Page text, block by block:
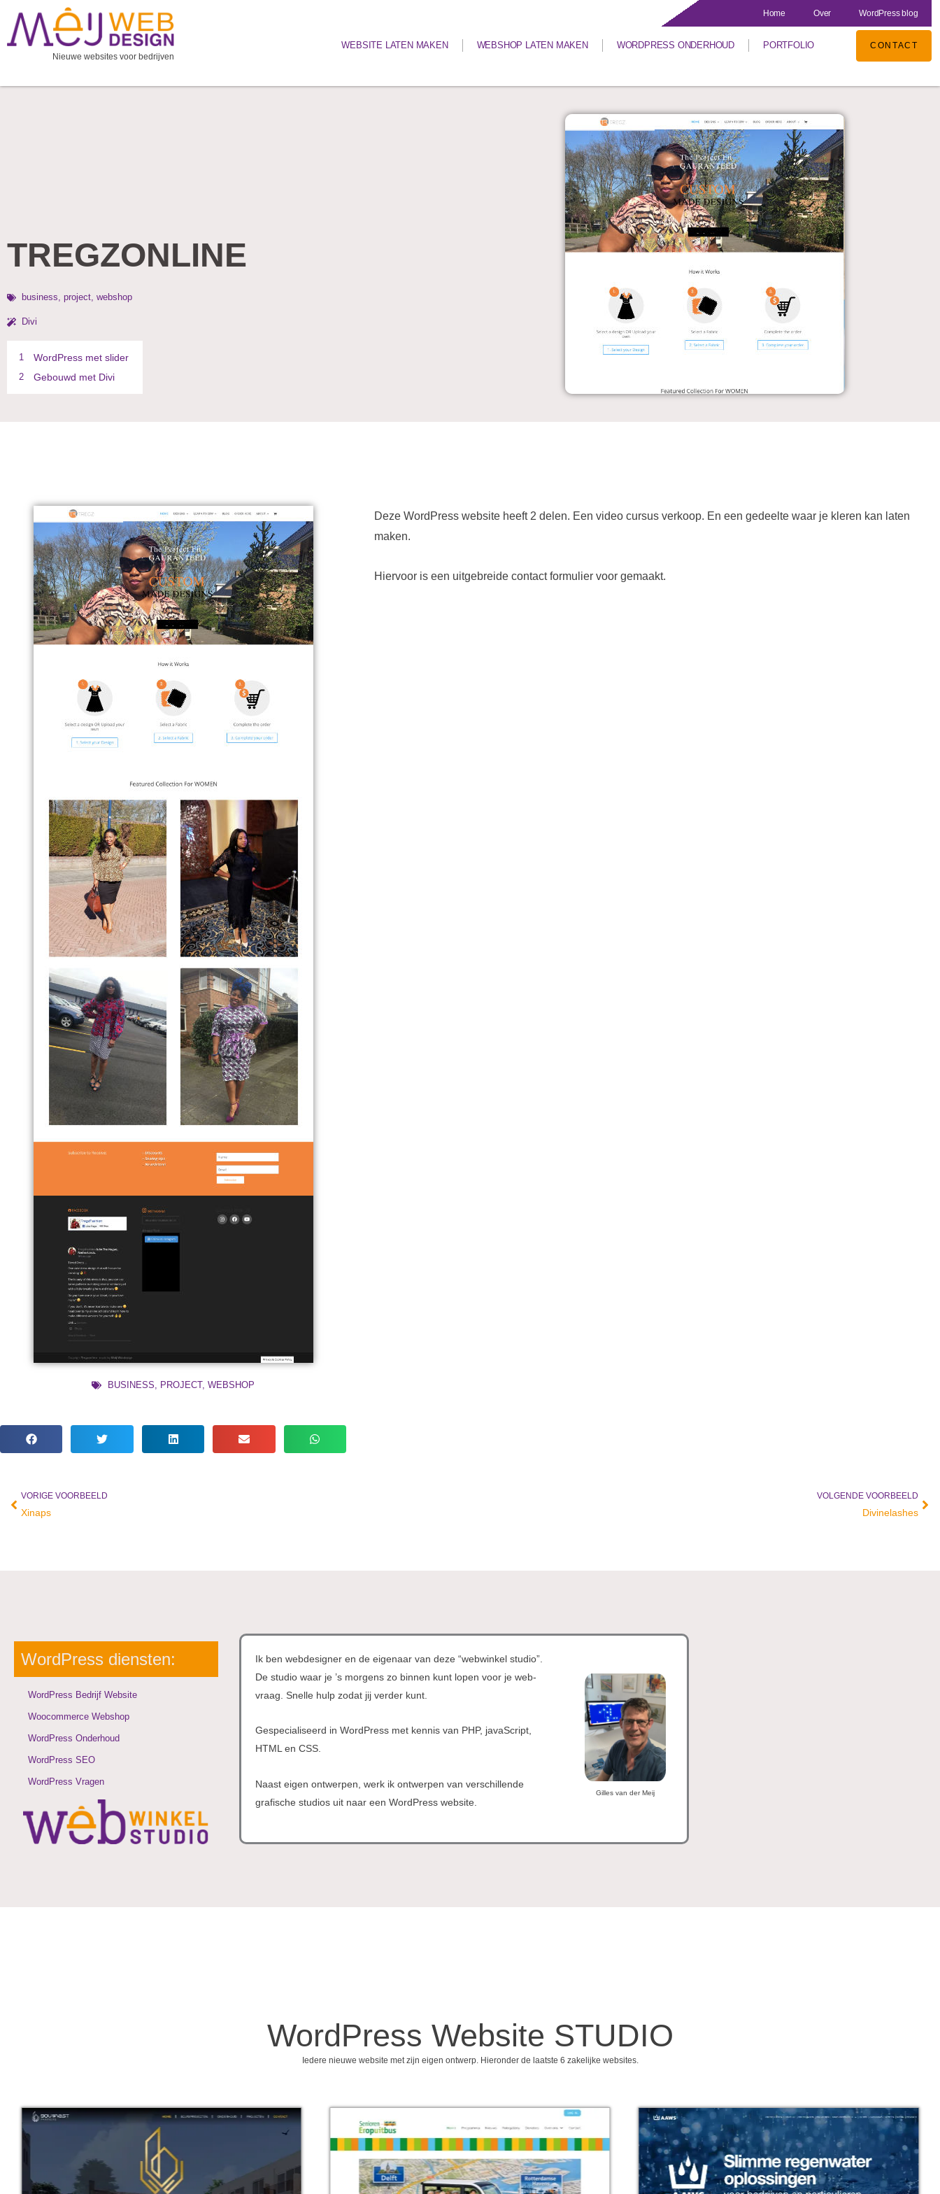
naar
Nieuwe websites voor bedrijven
Home Over WordPress blog
WEBSITE LATEN MAKEN WEBSHOP LATEN MAKEN WORDPRESS ONDERHOUD PORTFOLIO CONTACT
TREGZONLINE
business, project, webshop
Divi
1 WordPress met slider
2 Gebouwd met Divi
BUSINESS PROJECT,WEBSHOP
Deze WordPress website heeft 2 delen. Een video cursus verkoop. En een gedeelte waar je kleren kan laten
maken.
Hiervoor is een uitgebreide contact formulier voor gemaakt.
Vorige
VORIGE VOORBEELD
Xinaps
VOLGENDE VOORBEELD
Divinelashes
WordPress diensten:
WordPress Bedrijf Website
Woocommerce Webshop
WordPress Onderhoud
WordPress SEO
WordPress Vragen
Ik ben webdesigner en de eigenaar van deze “webwinkel studio”.
De studio waar je ’s morgens zo binnen kunt lopen voor je web-
vraag. Snelle hulp zodat jij verder kunt.
Gespecialiseerd in WordPress met kennis van PHP, javaScript,
HTML en CSS.
Naast eigen ontwerpen, werk ik ontwerpen van verschillende
grafische studios uit naar een WordPress website.
Gilles van der Meij
WordPress Website STUDIO
Iedere nieuwe website met zijn eigen ontwerp. Hieronder de laatste 6 zakelijke websites.